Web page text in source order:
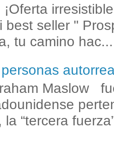
¡Oferta
best seller "
tu camino hac...
Maslow
la “tercera